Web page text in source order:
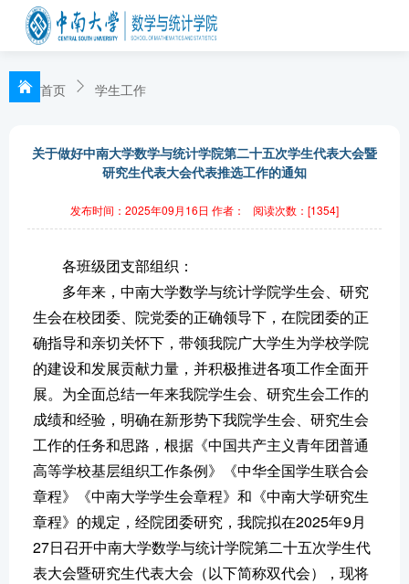
首页 学生工作
关于做好中南大学数学与统计学院第二十五次学生代表大会暨
研究生代表大会代表推选工作的通知
发布时间：2025年09月16日 作者： 阅读次数：[1354]
各班级团支部组织：
多年来，中南大学数学与统计学院学生会、研究
生会在校团委、院党委的正确领导下，在院团委的正
确指导和亲切关怀下，带领我院广大学生为学校学院
的建设和发展贡献力量，并积极推进各项工作全面开
展。为全面总结一年来我院学生会、研究生会工作的
成绩和经验，明确在新形势下我院学生会、研究生会
工作的任务和思路，根据《中国共产主义青年团普通
高等学校基层组织工作条例》《中华全国学生联合会
章程》《中南大学学生会章程》和《中南大学研究生
章程》的规定，经院团委研究，我院拟在2025年9月
27日召开中南大学数学与统计学院第二十五次学生代
表大会暨研究生代表大会（以下简称双代会），现将